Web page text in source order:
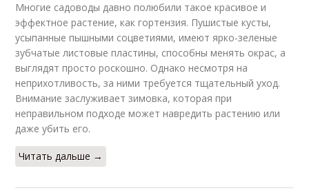
Многие садоводы давно полюбили такое красивое и
эффектное растение, как гортензия. Пушистые кусты,
усыпанные пышными соцветиями, имеют ярко-зеленые
зубчатые листовые пластины, способны менять окрас, а
выглядят просто роскошно. Однако несмотря на
неприхотливость, за ними требуется тщательный уход.
Внимание заслуживает зимовка, которая при
неправильном подходе может навредить растению или
даже убить его.
Читать дальше →